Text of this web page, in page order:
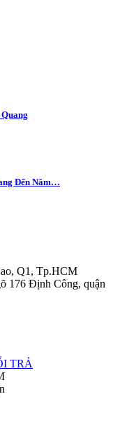
Đến Năm…
Q1, Tp.HCM
176 Định Công, quận
TRẢ